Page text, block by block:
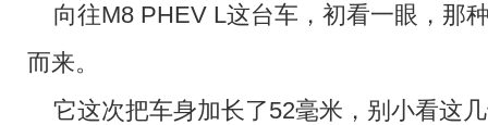
向往M8 PHEV L这台车，初看一眼，那
而来。
它这次把车身加长了52毫米，别小看这